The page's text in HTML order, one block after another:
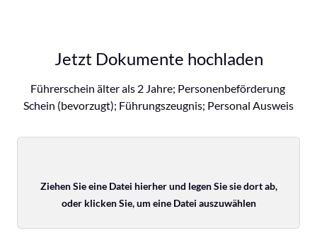
Jetzt Dokumente hochladen
Führerschein älter als 2 Jahre; Personenbeförderung
Schein (bevorzugt); Führungszeugnis; Personal Ausweis
Ziehen Sie eine Datei hierher und legen Sie sie dort ab,
oder klicken Sie, um eine Datei auszuwählen